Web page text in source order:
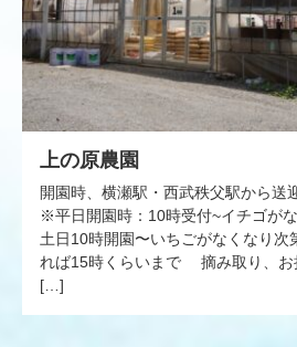
上の原農園
開園時、横瀬駅・西武秩父駅から送
※平日開園時：10時受付~イチゴが
土日10時開園〜いちごがなくなり次
れば15時くらいまで 摘み取り、
[…]